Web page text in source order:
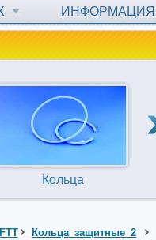
ИНФОРМАЦИЯ
Кольца
уплотнительные
Кольца защитные 2